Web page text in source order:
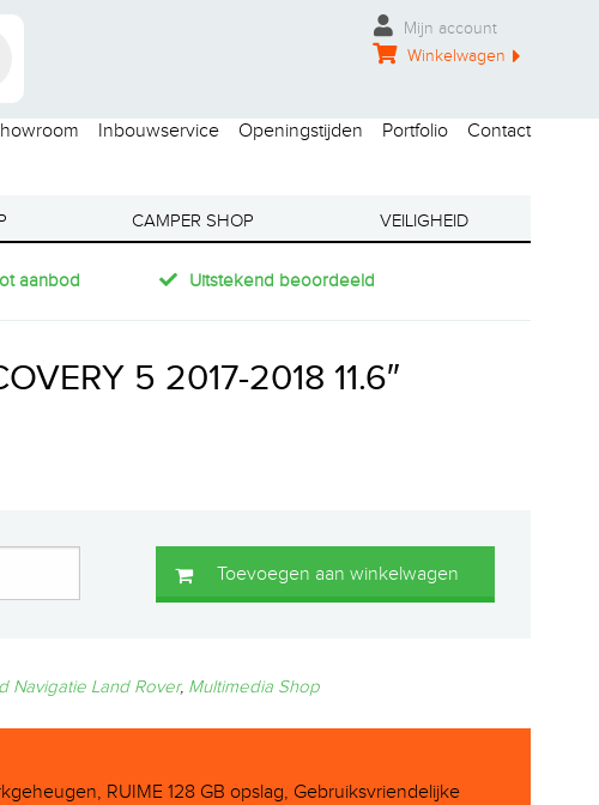
Mijn account
Winkelwagen
Inbouwservice Openingstijden Portfolio Contact
CAMPER SHOP VEILIGHEID
aanbod Uitstekend beoordeeld
5 2017-2018 11.6″
Toevoegen aan winkelwagen
Navigatie Land Rover, Multimedia Shop
RUIME 128 GB opslag, Gebruiksvriendelijke